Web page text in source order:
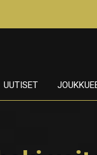
UUTISET